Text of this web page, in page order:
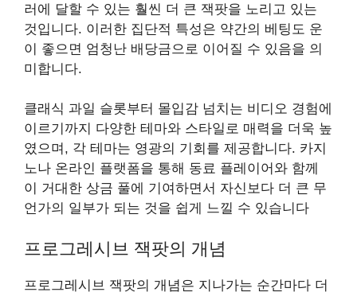
러에 달할 수 있는 훨씬 더 큰 잭팟을 노리고 있는
것입니다. 이러한 집단적 특성은 약간의 베팅도 운
이 좋으면 엄청난 배당금으로 이어질 수 있음을 의
미합니다.
클래식 과일 슬롯부터 몰입감 넘치는 비디오 경험에
이르기까지 다양한 테마와 스타일로 매력을 더욱 높
였으며, 각 테마는 영광의 기회를 제공합니다. 카지
노나 온라인 플랫폼을 통해 동료 플레이어와 함께
이 거대한 상금 풀에 기여하면서 자신보다 더 큰 무
언가의 일부가 되는 것을 쉽게 느낄 수 있습니다
프로그레시브 잭팟의 개념
프로그레시브 잭팟의 개념은 지나가는 순간마다 더